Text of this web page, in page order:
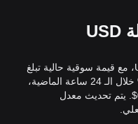
سعر 4 المباشر اليوم هو 0.{​5}4012$USD، مع قيمة سوقية حالية تبلغ
4,012.09$. انخفض سعر 4 بنسبة 0.00% خلال الـ 24 ساعة الماضية،
حجم التداول على مدار 24 ساعة هو 0.00$. يتم تحديث معدل